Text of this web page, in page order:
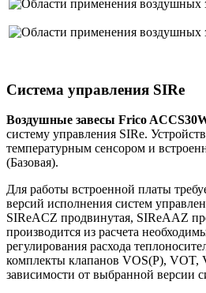
Система управления SIRe
Воздушные завесы Frico
систему управления SIRe.
температурным сенсором и
(Базовая).
Для работы встроенной платы
версий исполнения систем
SIReACZ продвинутая, SIReAAZ
производится из расчета
регулирования расхода
комплекты клапанов VOS(P),
зависимости от выбранной версии